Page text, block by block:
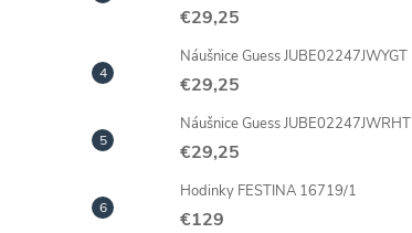
€29,25
Náušnice Guess JUBE02247JWYGT
€29,25
Náušnice Guess JUBE02247JWRHT
€29,25
Hodinky FESTINA 16719/1
€129